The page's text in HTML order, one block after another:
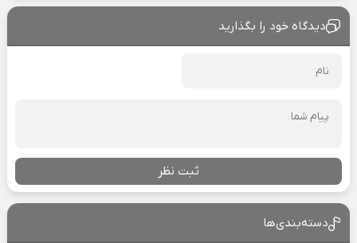
دیدگاه خود را بگذارید
ثبت نظر
دسته‌بندی‌ها